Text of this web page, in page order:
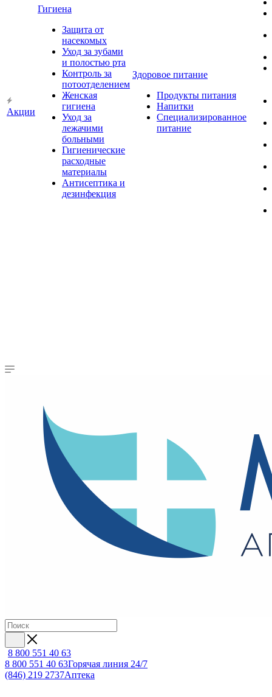
Акции
Гигиена
Защита от
насекомых
Уход за зубами
и полостью рта
Контроль за
потоотделением
Женская
гигиена
Уход за
лежачими
больными
Гигиенические
расходные
материалы
Антисептика и
дезинфекция
Здоровое питание
Продукты питания
Напитки
Специализированное
питание
8 800 551 40 63
8 800 551 40 63Горячая линия 24/7
(846) 219 2737Аптека